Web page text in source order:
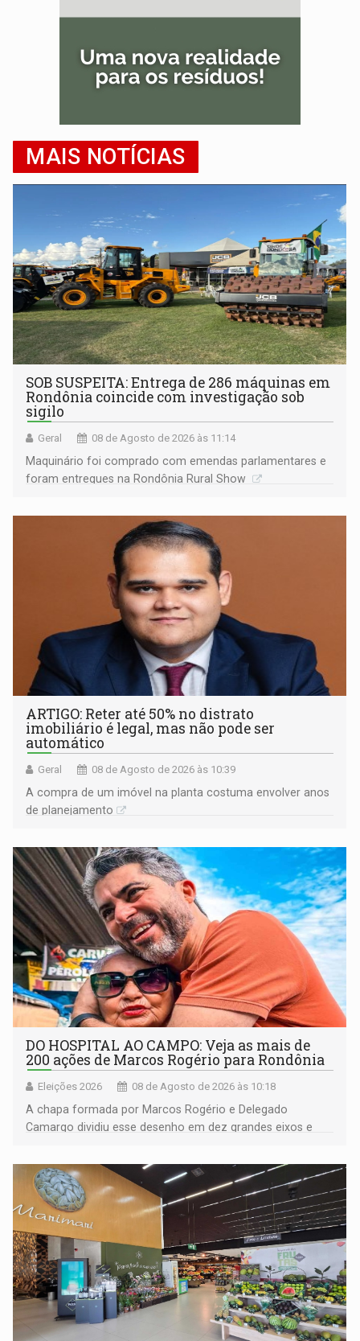
MAIS NOTÍCIAS
SOB SUSPEITA: Entrega de 286 máquinas em
Rondônia coincide com investigação sob
sigilo
Geral 08 de Agosto de 2026 às 11:14
Maquinário foi comprado com emendas parlamentares e
foram entregues na Rondônia Rural Show
ARTIGO: Reter até 50% no distrato
imobiliário é legal, mas não pode ser
automático
Geral 08 de Agosto de 2026 às 10:39
A compra de um imóvel na planta costuma envolver anos
de planejamento
DO HOSPITAL AO CAMPO: Veja as mais de
200 ações de Marcos Rogério para Rondônia
Eleições 2026 08 de Agosto de 2026 às 10:18
A chapa formada por Marcos Rogério e Delegado
Camargo dividiu esse desenho em dez grandes eixos e